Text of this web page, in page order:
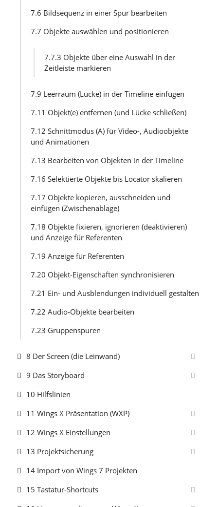
7.6 Bildsequenz in einer Spur bearbeiten
7.7 Objekte auswählen und positionieren
7.7.3 Objekte über eine Auswahl in der
Zeitleiste markieren
7.9 Leerraum (Lücke) in der Timeline einfügen
7.11 Objekt(e) entfernen (und Lücke schließen)
7.12 Schnittmodus (A) für Video-, Audioobjekte
und Animationen
7.13 Bearbeiten von Objekten in der Timeline
7.16 Selektierte Objekte bis Locator skalieren
7.17 Objekte kopieren, ausschneiden und
einfügen (Zwischenablage)
7.18 Objekte fixieren, ignorieren (deaktivieren)
und Anzeige für Referenten
7.19 Anzeige für Referenten
7.20 Objekt-Eigenschaften synchronisieren
7.21 Ein- und Ausblendungen individuell gestalten
7.22 Audio-Objekte bearbeiten
7.23 Gruppenspuren
8 Der Screen (die Leinwand)
9 Das Storyboard
10 Hilfslinien
11 Wings X Präsentation (WXP)
12 Wings X Einstellungen
13 Projektsicherung
14 Import von Wings 7 Projekten
15 Tastatur-Shortcuts